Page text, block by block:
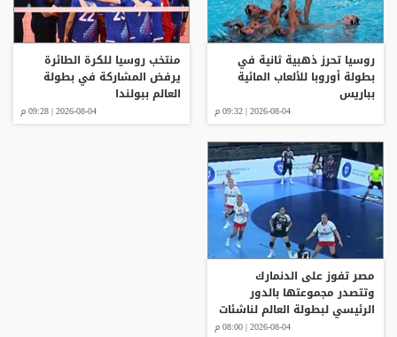
روسيا تحرز ذهبية ثانية في
بطولة أوروبا للألعاب المائية
بباريس
2026-08-04 | 09:32 م
منتخب روسيا للكرة الطائرة
يرفض المشاركة في بطولة
العالم ببولندا
2026-08-04 | 09:28 م
مصر تفوز على الدنمارك
وتتصدر مجموعتها بالدور
الرئيسي لبطولة العالم لناشئات
2026-08-04 | 08:00 م